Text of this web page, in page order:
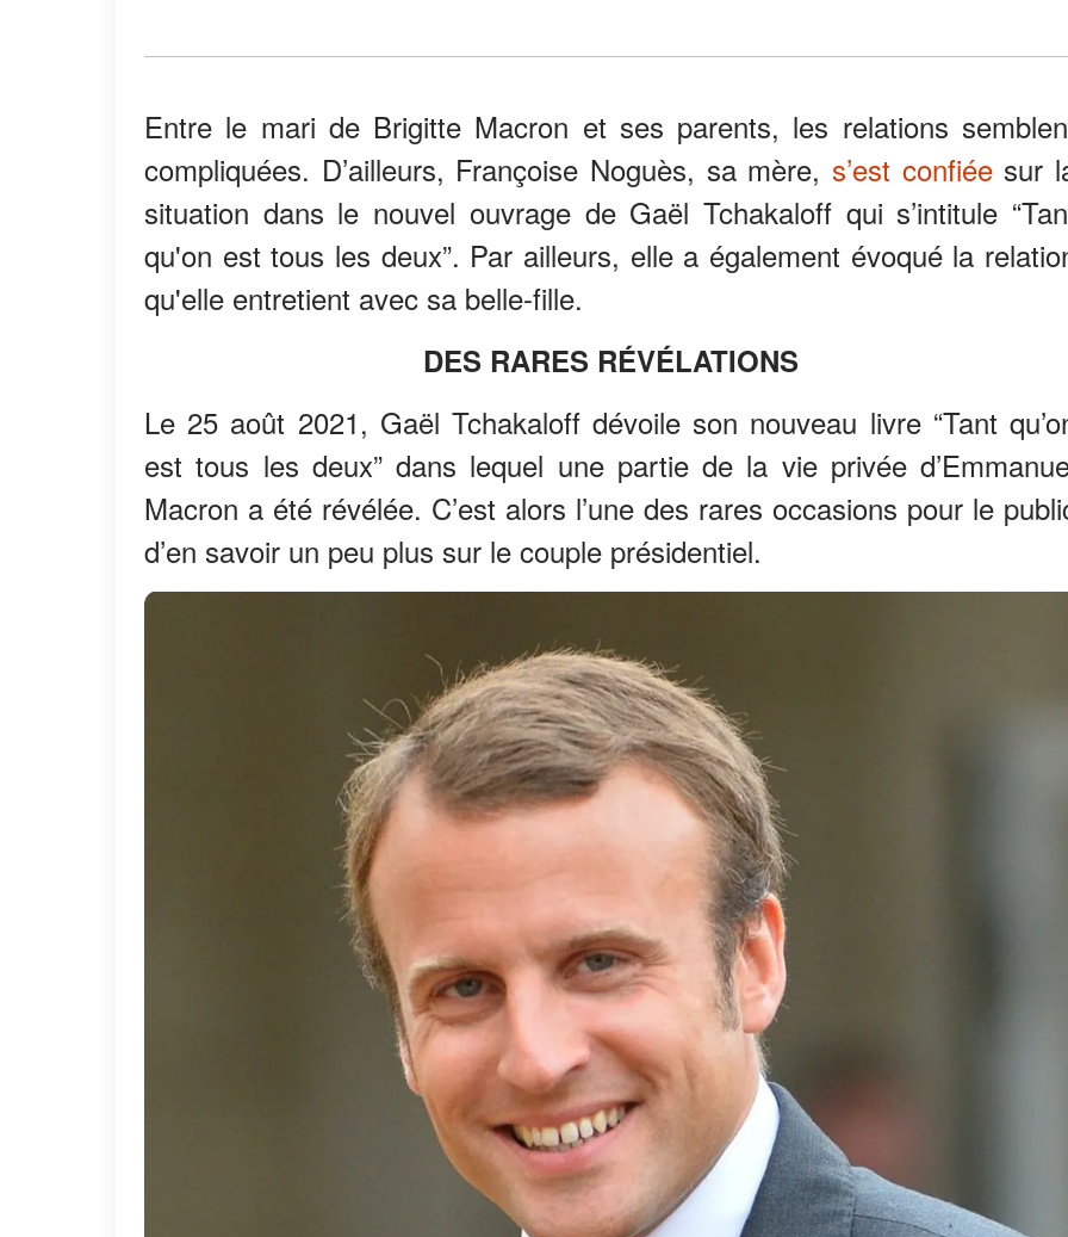
Entre le mari de Brigitte Macron et ses parents, les relations
compliquées. D’ailleurs, Françoise Noguès, sa mère, s’est confiéesur
situation dans le nouvel ouvrage de Gaël Tchakaloff qui s’intitule
qu'on est tous les deux”. Par ailleurs, elle a également évoqué la
qu'elle entretient avec sa belle-fille.
DES RARES RÉVÉLATIONS
Le 25 août 2021, Gaël Tchakaloff dévoile son nouveau livre “Tant
est tous les deux” dans lequel une partie de la vie privée
Macron a été révélée. C’est alors l’une des rares occasions pour le
d’en savoir un peu plus sur le couple présidentiel.